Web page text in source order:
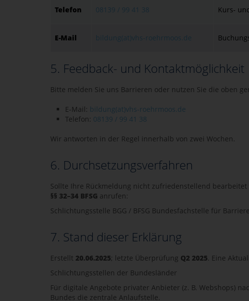
Telefon 08139 / 99 41 38 Kurs-
E-Mail bildung(at)vhs-roehrmoos.de
5. Feedback- und Kontaktmöglichkeit
Bitte melden Sie uns Barrieren oder nutzen Sie die oben
E-Mail: bildung(at)vhs-roehrmoos.de
Telefon: 08139 / 99 41 38
Wir antworten in der Regel innerhalb von zwei Wochen.
6. Durchsetzungsverfahren
Sollte Ihre Rückmeldung nicht zufriedenstellend bearbeitet
§§ 32–34 BFSG anrufen:
Schlichtungsstelle BGG / BFSG Bundesfachstelle für
7. Stand dieser Erklärung
Erstellt 20.06.2025; letzte Überprüfung Q2 2025. Eine
Schlichtungsstellen der Bundesländer
Für digitale Angebote privater Anbieter (z. B. Webshops)
Bundes die zentrale Anlaufstelle.